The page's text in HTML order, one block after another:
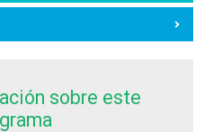
sobre este